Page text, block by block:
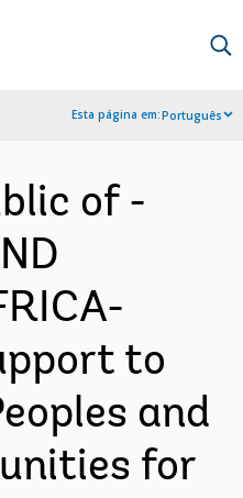
Esta página em:Português
of -
to
and
for